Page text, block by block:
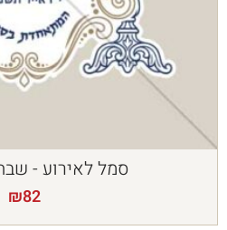
סמל לאירוע -
₪82